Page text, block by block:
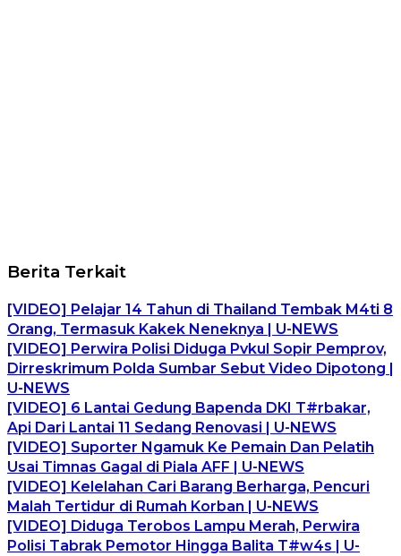
Berita Terkait
[VIDEO] Pelajar 14 Tahun di Thailand Tembak M4ti 8
Orang, Termasuk Kakek Neneknya | U-NEWS
[VIDEO] Perwira Polisi Diduga Pvkul Sopir Pemprov,
Dirreskrimum Polda Sumbar Sebut Video Dipotong |
U-NEWS
[VIDEO] 6 Lantai Gedung Bapenda DKI T#rbakar,
Api Dari Lantai 11 Sedang Renovasi | U-NEWS
[VIDEO] Suporter Ngamuk Ke Pemain Dan Pelatih
Usai Timnas Gagal di Piala AFF | U-NEWS
[VIDEO] Kelelahan Cari Barang Berharga, Pencuri
Malah Tertidur di Rumah Korban | U-NEWS
[VIDEO] Diduga Terobos Lampu Merah, Perwira
Polisi Tabrak Pemotor Hingga Balita T#w4s | U-